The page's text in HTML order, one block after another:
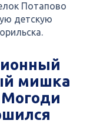
Потапово
детскую
мишка
Могоди